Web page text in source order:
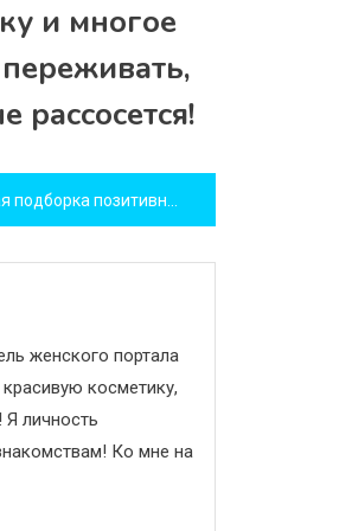
и многое
рассосется!
женского портала
косметику,
личность
Ко мне на